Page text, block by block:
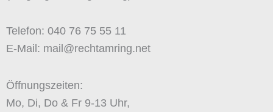
Telefon: 040 76 75 55 11
E-Mail: mail@rechtamring.net
Öffnungszeiten:
Mo, Di, Do & Fr 9-13 Uhr,